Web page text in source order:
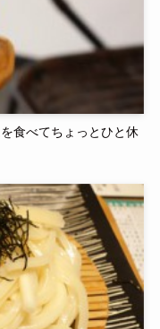
食べてちょっとひと休